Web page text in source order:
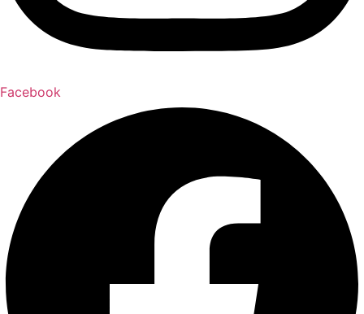
Facebook